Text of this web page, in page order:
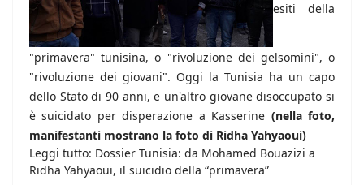
esiti della
"primavera" tunisina, o "rivoluzione dei gelsomini", o
"rivoluzione dei giovani". Oggi la Tunisia ha un capo
dello Stato di 90 anni, e un'altro giovane disoccupato si
è suicidato per disperazione a Kasserine (nella foto,
manifestanti mostrano la foto di Ridha Yahyaoui)
Leggi tutto: Dossier Tunisia: da Mohamed Bouazizi a
Ridha Yahyaoui, il suicidio della “primavera”